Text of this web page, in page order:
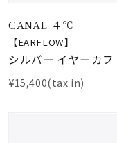
CANAL ４℃
【EARFLOW】
シルバー イヤーカフ
¥15,400(tax in)